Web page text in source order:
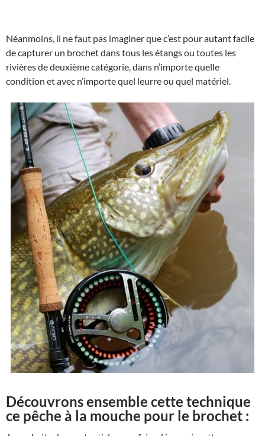
Néanmoins, il ne faut pas imaginer que c’est pour autant facile
de capturer un brochet dans tous les étangs ou toutes les
rivières de deuxième catégorie, dans n’importe quelle
condition et avec n’importe quel leurre ou quel matériel.
Découvrons ensemble cette technique
ce pêche à la mouche pour le brochet :